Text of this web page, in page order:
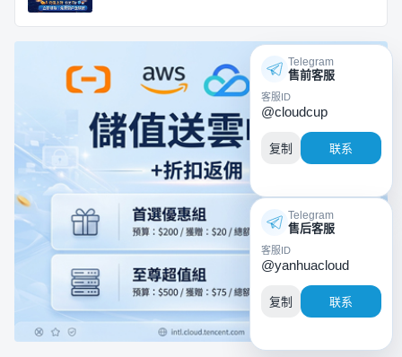
Telegram
售前客服
客服ID
@cloudcup
复制 联系
Telegram
售后客服
客服ID
@yanhuacloud
复制 联系